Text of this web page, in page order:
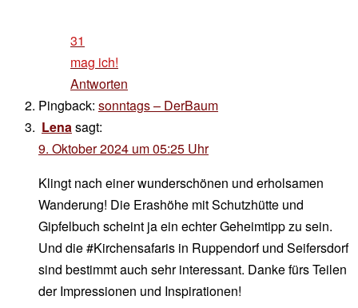
31
mag ich!
Antworten
Pingback: sonntags – DerBaum
Lenasagt:
9. Oktober 2024 um 05:25 Uhr
Klingt nach einer wunderschönen und erholsamen
Wanderung! Die Erashöhe mit Schutzhütte und
Gipfelbuch scheint ja ein echter Geheimtipp zu sein.
Und die #Kirchensafaris in Ruppendorf und Seifersdorf
sind bestimmt auch sehr interessant. Danke fürs Teilen
der Impressionen und Inspirationen!